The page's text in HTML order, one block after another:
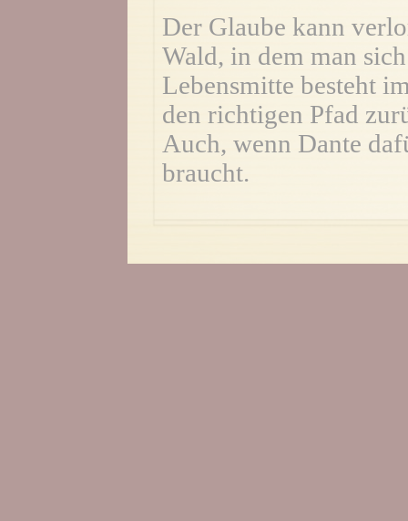
Der Glaube kann
Wald, in dem man
Lebensmitte besteht
den richtigen Pfad
Auch, wenn Dante
braucht.